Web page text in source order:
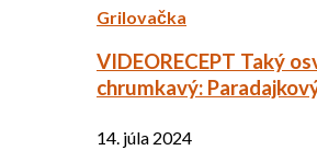
Grilovačka
VIDEORECEPT Taký
chrumkavý:
14. júla 2024